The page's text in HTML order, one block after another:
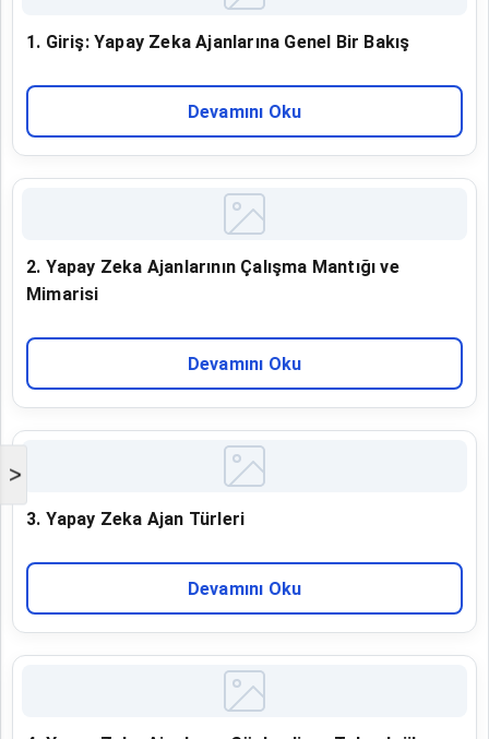
>
1. Giriş: Yapay Zeka Ajanlarına Genel Bir Bakış
Devamını Oku
2. Yapay Zeka Ajanlarının Çalışma Mantığı ve
Mimarisi
Devamını Oku
3. Yapay Zeka Ajan Türleri
Devamını Oku